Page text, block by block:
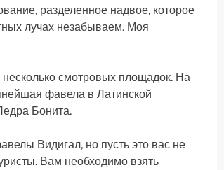
разделенное надвое, которое
лучах незабываем. Моя
смотровых площадок. На
фавела в Латинской
Бонита.
Видигал, но пусть это вас не
Вам необходимо взять